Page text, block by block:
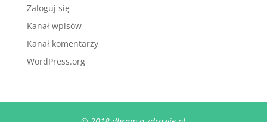
Zaloguj się
Kanał wpisów
Kanał komentarzy
WordPress.org